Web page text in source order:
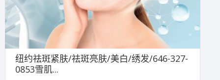
纽约祛斑紧肤/祛斑亮肤/美白/绣发/646-327-
0853雪肌...